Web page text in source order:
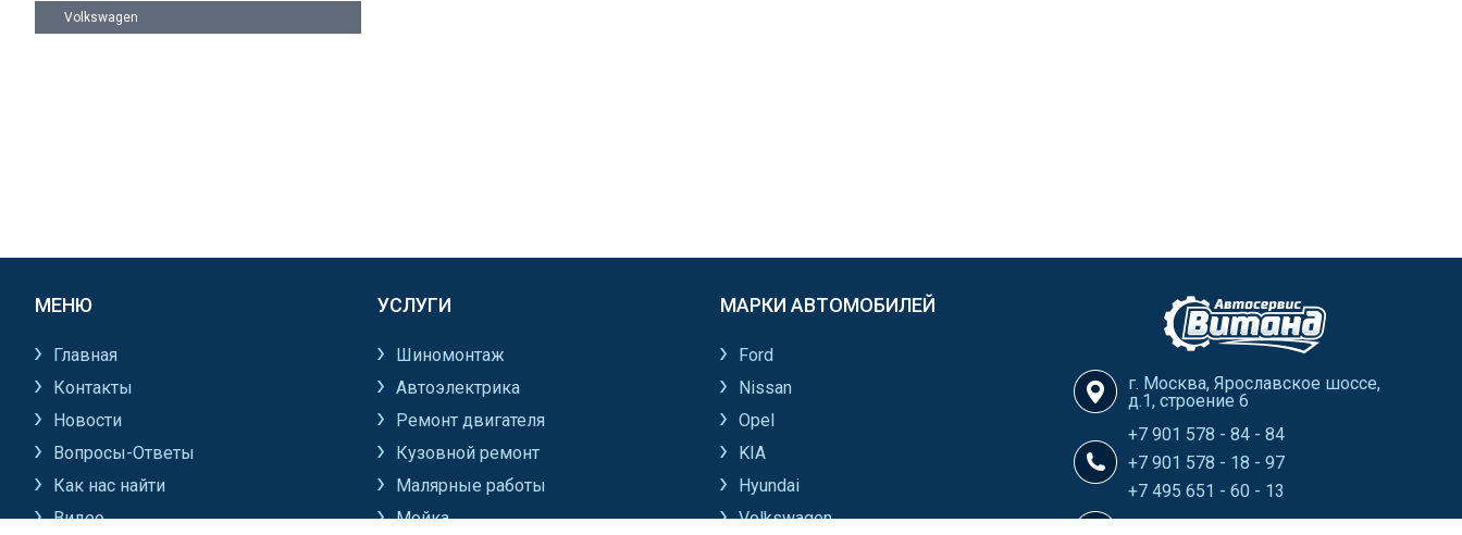
Volkswagen
МЕНЮ
Главная
Контакты
Новости
Вопросы-Ответы
Как нас найти
Видео
УСЛУГИ
Шиномонтаж
Автоэлектрика
Ремонт двигателя
Кузовной ремонт
Малярные работы
Мойка
МАРКИ АВТОМОБИЛЕЙ
Ford
Nissan
Opel
KIA
Hyundai
Volkswagen
г. Москва, Ярославское шоссе,
д.1, строение 6
+7 901 578 - 84 - 84
+7 901 578 - 18 - 97
+7 495 651 - 60 - 13